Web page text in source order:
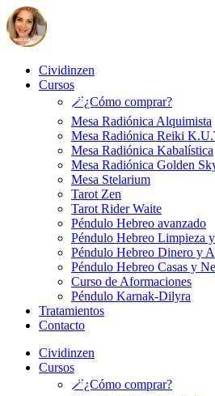
Cividinzen
Cursos
🪄¿Cómo comprar?
Mesa Radiónica Alquimista
Mesa Radiónica Reiki
Mesa Radiónica Kabalística
Mesa Radiónica Golden
Mesa Stelarium
Tarot Zen
Tarot Rider Waite
Péndulo Hebreo avanzado
Péndulo Hebreo Limpieza
Péndulo Hebreo Dinero y
Péndulo Hebreo Casas y
Curso de Aformaciones
Péndulo Karnak-Dilyra
Tratamientos
Contacto
Cividinzen
Cursos
🪄¿Cómo comprar?